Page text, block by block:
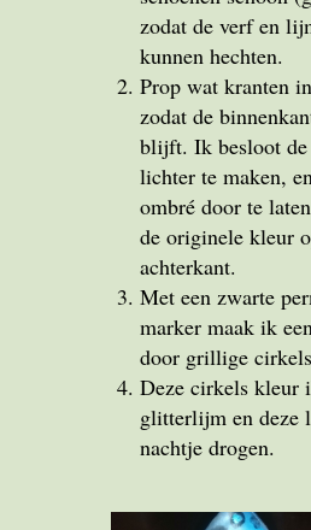
zodat de verf en
kunnen hechten.
Prop wat kranten
zodat de
blijft. Ik besloot de
lichter te maken,
ombré door te
de originele kleur
achterkant.
Met een zwarte
marker maak ik
door grillige
Deze cirkels kleur
glitterlijm en deze
nachtje drogen.